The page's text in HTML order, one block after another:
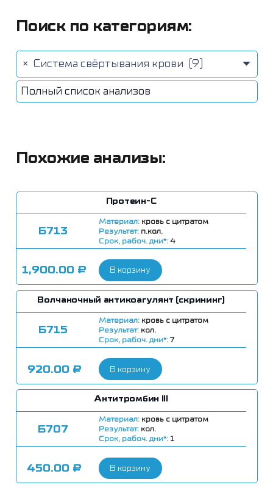
Поиск по категориям:
× Система свёртывания крови (9)
Полный список анализов
Похожие анализы:
Протеин-С
Б713
Материал: кровь с цитратом
Результат: п.кол.
Срок, рабоч. дни*:4
1,900.00 ₽ В корзину
Волчаночный антикоагулянт (скрининг)
Б715
Материал: кровь с цитратом
Результат: кол.
Срок, рабоч. дни*:7
920.00 ₽ В корзину
Антитромбин III
Б707
Материал: кровь с цитратом
Результат: кол.
Срок, рабоч. дни*: 1
450.00 ₽ В корзину